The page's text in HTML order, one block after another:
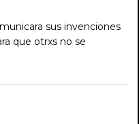
sus invenciones
que otrxs no se